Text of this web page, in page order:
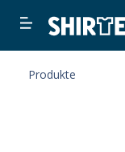
Produkte